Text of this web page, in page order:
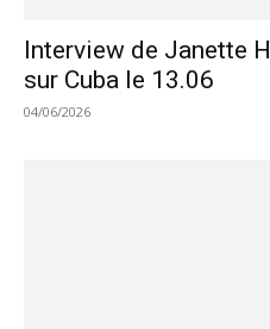
Interview de Janette
sur Cuba le 13.06
04/06/2026